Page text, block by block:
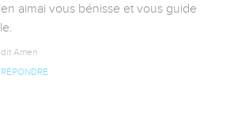
aimai vous bénisse et vous guide
Amen
RÉPONDRE